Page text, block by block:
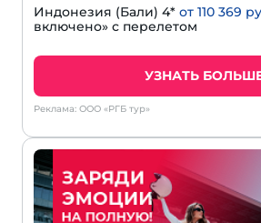
Индонезия (Бали) 4* от 110 369
включено» с перелетом
УЗНАТЬ
Реклама: ООО «РГБ тур»